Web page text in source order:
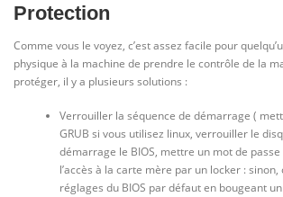
Protection
Comme vous le voyez, c’est assez facile pour
physique à la machine de prendre le contrôle de la
protéger, il y a plusieurs solutions :
Verrouiller la séquence de démarrage (
GRUB si vous utilisez linux, verrouiller le
démarrage le BIOS, mettre un mot de
l’accès à la carte mère par un locker :
réglages du BIOS par défaut en bougeant